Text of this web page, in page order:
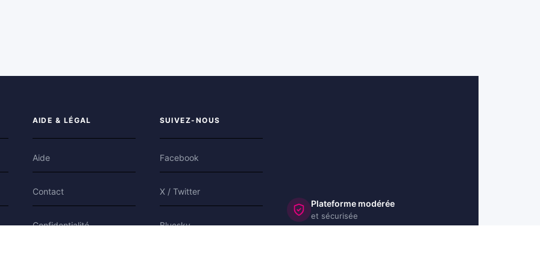
AIDE & LÉGAL
Aide
Contact
Confidentialité
SUIVEZ-NOUS
Facebook
X / Twitter
Bluesky
Plateforme modérée
et sécurisée